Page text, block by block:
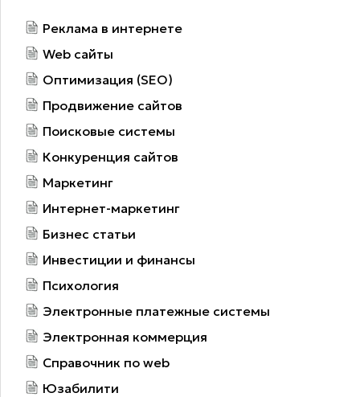
Реклама в интернете
Web сайты
Оптимизация (SEO)
Продвижение сайтов
Поисковые системы
Конкуренция сайтов
Маркетинг
Интернет-маркетинг
Бизнес статьи
Инвестиции и финансы
Психология
Электронные платежные системы
Электронная коммерция
Справочник по web
Юзабилити